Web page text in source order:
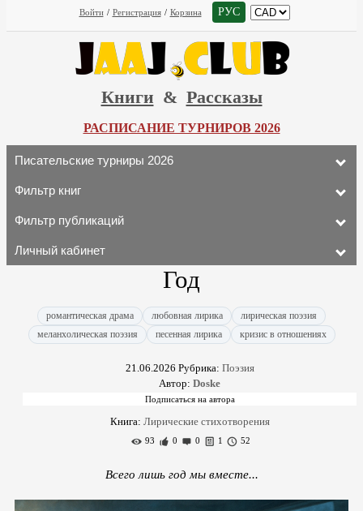
Войти / Регистрация / Корзина РУС
Книги & Рассказы
РАСПИСАНИЕ ТУРНИРОВ 2026
Писательские турниры 2026
Фильтр книг
Фильтр публикаций
Личный кабинет
Год
романтическая драма любовная лирика
лирическая поэзия
меланхолическая поэзия
песенная лирика кризис в отношениях
21.06.2026 Рубрика: Поэзия
Автор: Doske
Книга: Лирические стихотворения
93 0 0 1 52
Всего лишь год мы вместе...